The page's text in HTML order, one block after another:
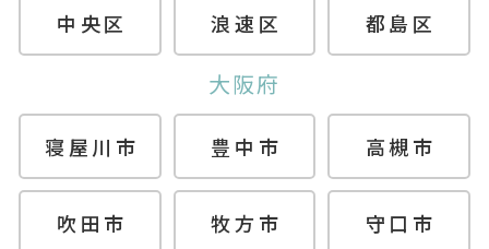
中央区 浪速区 都島区
大阪府
寝屋川市 豊中市 高槻市
吹田市 牧方市 守口市